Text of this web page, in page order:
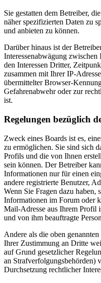
Sie gestatten dem Betreiber,
näher spezifizierten Daten zu
und anbieten zu können.
Darüber hinaus ist der
Interessenabwägung zwischen
den Interessen Dritter,
zusammen mit Ihrer IP-
übermittelter Browser-
Gefahrenabwehr oder zur
ist.
Regelungen bezüglich
Zweck eines Boards ist es,
zu ermöglichen. Sie sind sich
Profils und die von Ihnen
sein können. Der Betreiber
Informationen nur für einen
andere registrierte Benutzer,
Wenn Sie Fragen dazu haben,
Informationen im Forum oder
Mail-Adresse aus Ihrem Profil
und von ihm beauftragte
Andere als die oben
Ihrer Zustimmung an Dritte
auf Grund gesetzlicher
an Strafverfolgungsbehörden)
Durchsetzung rechtlicher